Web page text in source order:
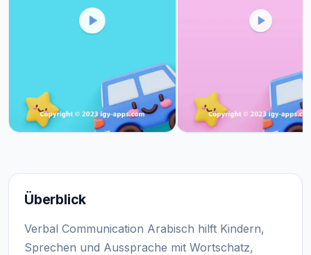
Überblick
Verbal Communication Arabisch hilft Kindern,
Sprechen und Aussprache mit Wortschatz,